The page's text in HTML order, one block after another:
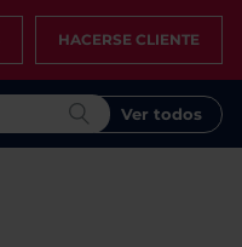
HACERSE CLIENTE
Ver todos